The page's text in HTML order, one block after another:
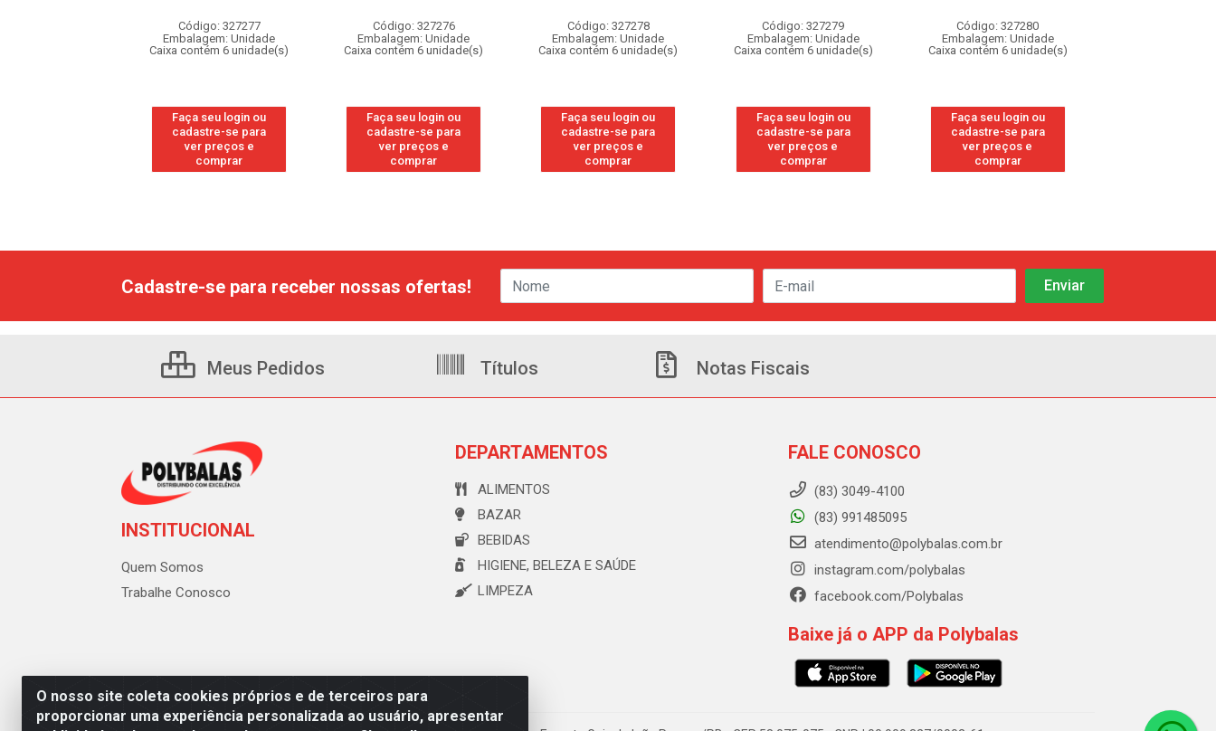
Código: 327277
Embalagem: Unidade
Caixa contém 6 unidade(s)
Faça seu login ou
cadastre-se para
ver preços e
comprar
Código: 327276
Embalagem: Unidade
Caixa contém 6 unidade(s)
Faça seu login ou
cadastre-se para
ver preços e
comprar
Código: 327278
Embalagem: Unidade
Caixa contém 6 unidade(s)
Faça seu login ou
cadastre-se para
ver preços e
comprar
Código: 327279
Embalagem: Unidade
Caixa contém 6 unidade(s)
Faça seu login ou
cadastre-se para
ver preços e
comprar
Código: 327280
Embalagem: Unidade
Caixa contém 6 unidade(s)
Faça seu login ou
cadastre-se para
ver preços e
comprar
O nosso site coleta cookies próprios e de terceiros para
proporcionar uma experiência personalizada ao usuário, apresentar
Cadastre-se para receber nossas ofertas!
Meus Pedidos Títulos Notas Fiscais
INSTITUCIONAL
Quem Somos
Trabalhe Conosco
DEPARTAMENTOS
ALIMENTOS
BAZAR
BEBIDAS
HIGIENE, BELEZA E SAÚDE
LIMPEZA
FALE CONOSCO
(83) 3049-4100
(83) 991485095
atendimento@polybalas.com.br
instagram.com/polybalas
facebook.com/Polybalas
Baixe já o APP da Polybalas